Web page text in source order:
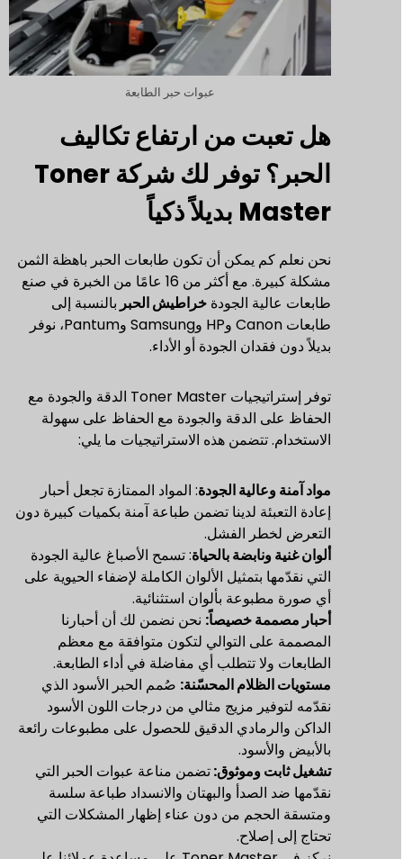
عبوات حبر الطابعة
هل تعبت من ارتفاع تكاليف
الحبر؟ توفر لك شركة Toner
Master بديلاً ذكياً
نحن نعلم كم يمكن أن تكون طابعات الحبر باهظة الثمن
مشكلة كبيرة. مع أكثر من 16 عامًا من الخبرة في صنع
طابعات عالية الجودة خراطيش الحبر بالنسبة إلى
طابعات Canon وHP وSamsung وPantum، نوفر
بديلاً دون فقدان الجودة أو الأداء.
توفر إستراتيجيات Toner Master الدقة والجودة مع
الحفاظ على الدقة والجودة مع الحفاظ على سهولة
الاستخدام. تتضمن هذه الاستراتيجيات ما يلي:
مواد آمنة وعالية الجودة: المواد الممتازة تجعل أحبار
إعادة التعبئة لدينا تضمن طباعة آمنة بكميات كبيرة دون
التعرض لخطر الفشل.
ألوان غنية ونابضة بالحياة: تسمح الأصباغ عالية الجودة
التي نقدّمها بتمثيل الألوان الكاملة لإضفاء الحيوية على
أي صورة مطبوعة بألوان استثنائية.
أحبار مصممة خصيصاً:نحن نضمن لك أن أحبارنا
المصممة على التوالي لتكون متوافقة مع معظم
الطابعات ولا تتطلب أي مفاضلة في أداء الطابعة.
مستويات الظلام المحسّنة:صُمم الحبر الأسود الذي
نقدّمه لتوفير مزيج مثالي من درجات اللون الأسود
الداكن والرمادي الدقيق للحصول على مطبوعات رائعة
بالأبيض والأسود.
تشغيل ثابت وموثوق:تضمن مناعة عبوات الحبر التي
نقدّمها ضد الصدأ والبهتان والانسداد طباعة سلسة
ومتسقة الحجم من دون عناء إظهار المشكلات التي
تحتاج إلى إصلاح.